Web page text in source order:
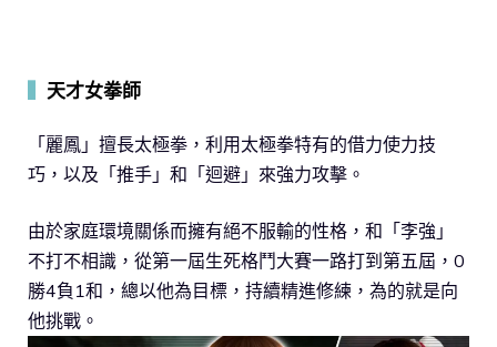
天才女拳師
「麗鳳」擅長太極拳，利用太極拳特有的借力使力技
巧，以及「推手」和「迴避」來強力攻擊。
由於家庭環境關係而擁有絕不服輸的性格，和「李強」
不打不相識，從第一屆生死格鬥大賽一路打到第五屆，0
勝4負1和，總以他為目標，持續精進修練，為的就是向
他挑戰。